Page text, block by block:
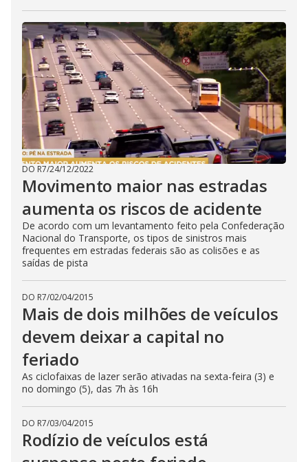
DO R7/24/12/2022
Movimento maior nas estradas
aumenta os riscos de acidente
De acordo com um levantamento feito pela Confederação
Nacional do Transporte, os tipos de sinistros mais
frequentes em estradas federais são as colisões e as
saídas de pista
DO R7/02/04/2015
Mais de dois milhões de veículos
devem deixar a capital no
feriado
As ciclofaixas de lazer serão ativadas na sexta-feira (3) e
no domingo (5), das 7h às 16h
DO R7/03/04/2015
Rodízio de veículos está